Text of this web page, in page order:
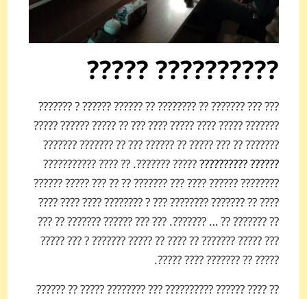
?????????? ?????
??? ??? ??????? ?? ???????? ?? ?????? ?????? ? ???????
??????? ????? ???? ????? ???? ??? ?? ????? ?????? ?????
???­???? ?? ??? ????? ?? ?????? ??? ?? ??????? ???­????
?????? ??????????
????? ???????. ?? ???? ?????­?????­?
?????­??? ?????? ???? ??? ????­??? ?? ?? ??? ????? ??­????
???? ?? ?????­?? ???????? ??? ? ???­????? ???? ???? ????
?? ??????? ?? … ???­????. ??? ??? ?????? ??????? ?? ???
??? ????? ???­???? ?? ???? ?? ????? ??????? ? ??? ?????
????? ?? ??????? ???? ?????.
?? ???? ?????? ?????????? ??? ??????­?? ????? ?? ??????